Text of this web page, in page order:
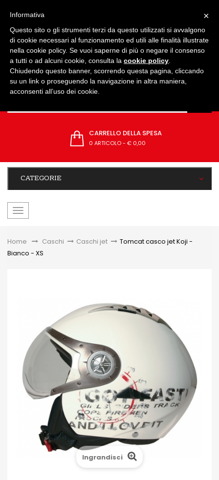
CARRELLO DELLA SPESA
0 ARTICOLO- € 0,00
CATEGORIE
navigazione
Home &gt;Caschi > Caschi jet > Tomcat casco jet Koji -
Bianco - XS
Ingrandisci
×
Informativa
Questo sito o gli strumenti terzi da questo utilizzati si avvalgono
di cookie necessari al funzionamento ed utili alle finalità illustrate
nella cookie policy. Se vuoi saperne di più o negare il consenso
a tutti o ad alcuni cookie, consulta la cookie policy
Chiudendo questo banner, scorrendo questa pagina, cliccando
su un link o proseguendo la navigazione in altra maniera,
acconsenti all’uso dei cookie.